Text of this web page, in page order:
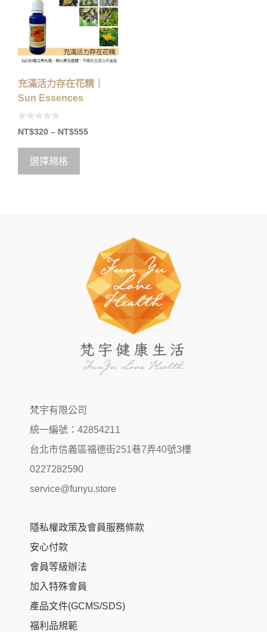
充滿活力存在花精｜
Sun Essences
0
o
5
NT$320 – NT$555
選擇規格
梵宇有限公司
統一編號：42854211
台北市信義區福德街251巷7弄40號3樓
0227282590
service@funyu.store
隱私權政策及會員服務條款
安心付款
會員等級辦法
加入特殊會員
產品文件(GCMS/SDS)
福利品規範